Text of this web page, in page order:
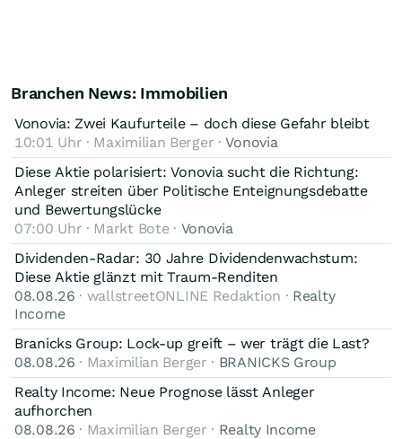
Branchen News: Immobilien
Vonovia: Zwei Kaufurteile – doch diese Gefahr bleibt
10:01 Uhr · Maximilian Berger ·Vonovia
Diese Aktie polarisiert: Vonovia sucht die Richtung:
Anleger streiten über Politische Enteignungsdebatte
und Bewertungslücke
07:00 Uhr · Markt Bote · Vonovia
Dividenden-Radar: 30 Jahre Dividendenwachstum:
Diese Aktie glänzt mit Traum-Renditen
08.08.26 · wallstreetONLINE Redaktion · Realty
Income
Branicks Group: Lock-up greift – wer trägt die Last?
08.08.26 · Maximilian Berger · BRANICKS Group
Realty Income: Neue Prognose lässt Anleger
aufhorchen
08.08.26 · Maximilian Berger · Realty Income